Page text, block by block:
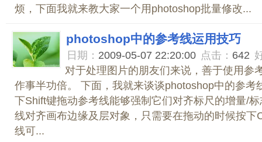
烦，下面我就来教大家一个用photoshop批量修改...
photoshop中的参考线运用技巧
日期： 2009-05-07 22:20:00 点击： 642
对于处理图片的朋友们来说，善于使用参
作事半功倍。 下面，我就来谈谈photoshop中的参考
下Shift键拖动参考线能够强制它们对齐标尺的增量/
线对齐画布边缘及层对象，只需要在拖动的时候按下
线可...